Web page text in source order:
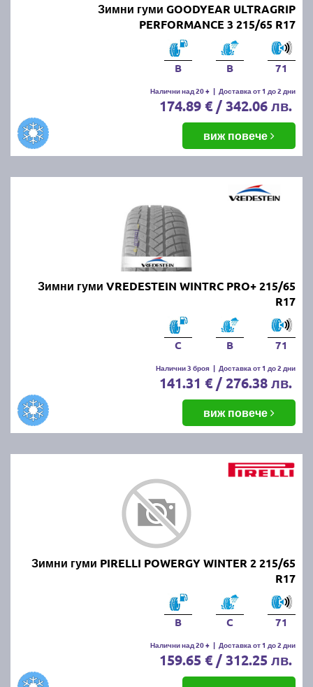
Зимни гуми GOODYEAR ULTRAGRIP
PERFORMANCE 3 215/65 R17
B B 71
Налични над 20 + | Доставка от 1 до 2 дни
174.89 € / 342.06 лв.
виж повече
Зимни гуми VREDESTEIN WINTRC PRO+ 215/65
R17
C B 71
Налични 3 броя | Доставка от 1 до 2 дни
141.31 € / 276.38 лв.
виж повече
Зимни гуми PIRELLI POWERGY WINTER 2 215/65
R17
B C 71
Налични над 20 + | Доставка от 1 до 2 дни
159.65 € / 312.25 лв.